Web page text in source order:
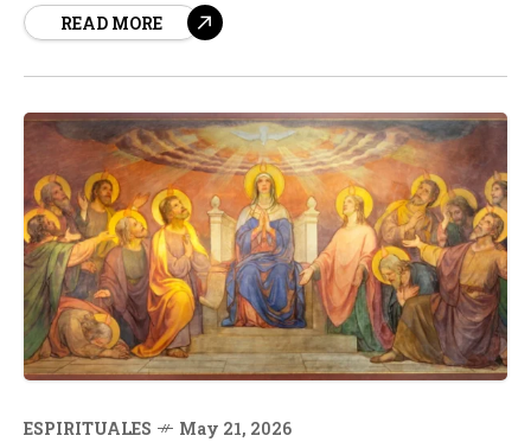
Coben. Esta miniserie británica, protagonizada por
READ MORE
ESPIRITUALES May 21, 2026